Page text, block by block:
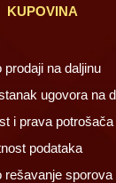
KUPOVINA
prodaji na daljinu
ugovora na
i prava potrošača
podataka
rešavanje sporova